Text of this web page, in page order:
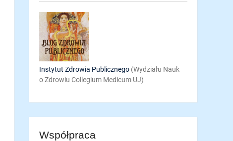
Instytut Zdrowia Publicznego (Wydziału Nauk
o Zdrowiu Collegium Medicum UJ)
Współpraca